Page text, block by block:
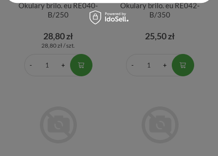
Okulary brilo. eu RE040-
B/250
28,80 zł
28,80 zł / szt.
Okulary brilo. eu RE042-
B/350
25,50 zł